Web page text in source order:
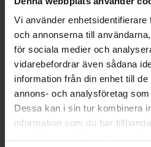
Vi använder
och annonserna till
för sociala medier och
vidarebefordrar även sådana
information från din enhet till
annons- och analysföretag
Dessa kan i sin tur kombinera
information som du har
Beskrivning
Läs alltid
användning.
EAN:07046260598515